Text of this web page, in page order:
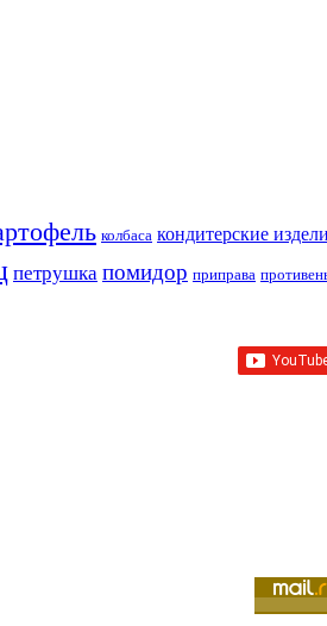
колбаса кондитерские
петрушка помидор приправа